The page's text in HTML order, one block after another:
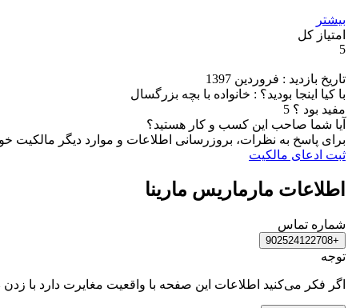
بیشتر
امتیاز کل
5
تاریخ بازدید : فروردین 1397
با کیا اینجا بودید؟ : خانواده با بچه بزرگسال
مفید بود ؟ 5
آیا شما صاحب این کسب و کار هستید؟
برای پاسخ به نظرات، بروزرسانی اطلاعات و موارد دیگر مالکیت
ثبت ادعای مالکیت
اطلاعات مارماریس مارینا
شماره تماس
+902524122708
توجه
اگر فکر می‌کنید اطلاعات این صفحه با واقعیت مغایرت دارد با